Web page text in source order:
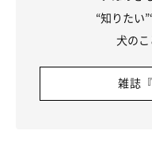
あるある6：具合が悪
したの？」と気にかける
いるときには、じっとそ
“知りたい
犬のこ
雑誌